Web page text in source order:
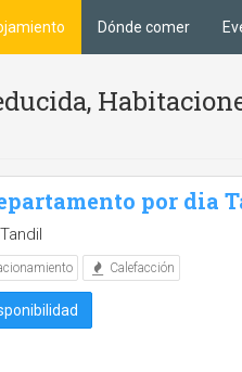
Dónde comer
por dia
Calefacción